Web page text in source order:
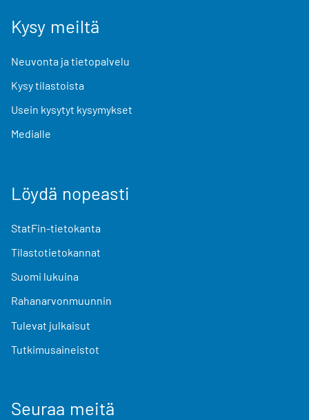
Kysy meiltä
Neuvonta ja tietopalvelu
Kysy tilastoista
Usein kysytyt kysymykset
Medialle
Löydä nopeasti
StatFin-tietokanta
Tilastotietokannat
Suomi lukuina
Rahanarvonmuunnin
Tulevat julkaisut
Tutkimusaineistot
Seuraa meitä